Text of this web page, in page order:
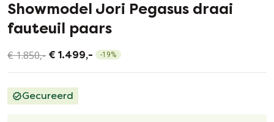
Showmodel Jori Pegasus draai
fauteuil paars
€ 1.850,- € 1.499,- -19%
Gecureerd